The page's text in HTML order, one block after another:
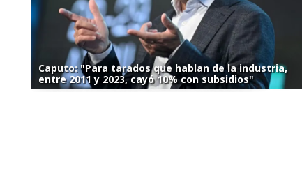
Caputo: "Para tarados que hablan de la industria,
entre 2011 y 2023, cayó 10% con subsidios"